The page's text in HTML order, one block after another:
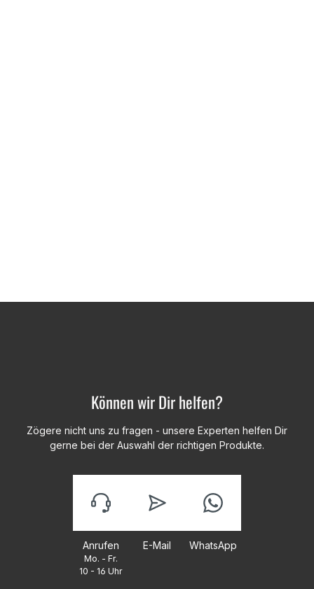
Können wir Dir helfen?
Zögere nicht uns zu fragen - unsere Experten helfen Dir
gerne bei der Auswahl der richtigen Produkte.
Anrufen
Mo. - Fr.
10 - 16 Uhr
E-Mail WhatsApp